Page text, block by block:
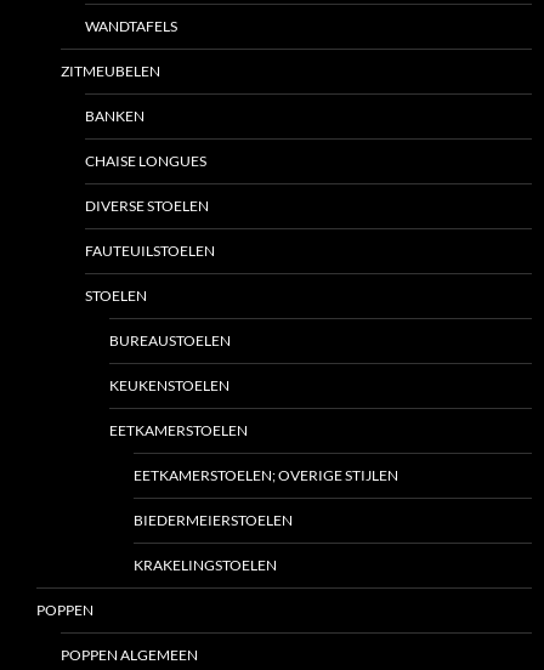
WANDTAFELS
ZITMEUBELEN
BANKEN
CHAISE LONGUES
DIVERSE STOELEN
FAUTEUILSTOELEN
STOELEN
BUREAUSTOELEN
KEUKENSTOELEN
EETKAMERSTOELEN
EETKAMERSTOELEN; OVERIGE STIJLEN
BIEDERMEIERSTOELEN
KRAKELINGSTOELEN
POPPEN
POPPEN ALGEMEEN